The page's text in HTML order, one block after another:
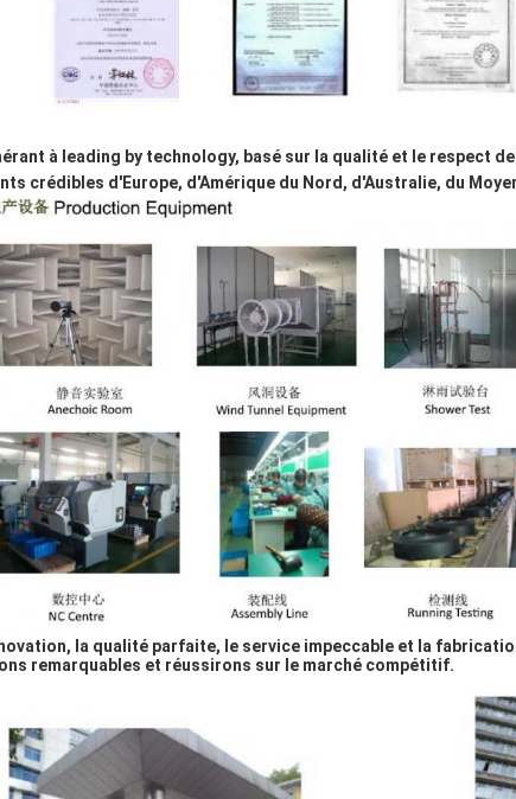
à leading by technology, basé sur la qualité et le respect
crédibles d'Europe, d'Amérique du Nord, d'Australie, du
la qualité parfaite, le service impeccable et la
remarquables et réussirons sur le marché compétitif.